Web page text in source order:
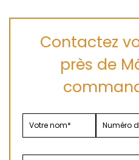
Contactez
près de